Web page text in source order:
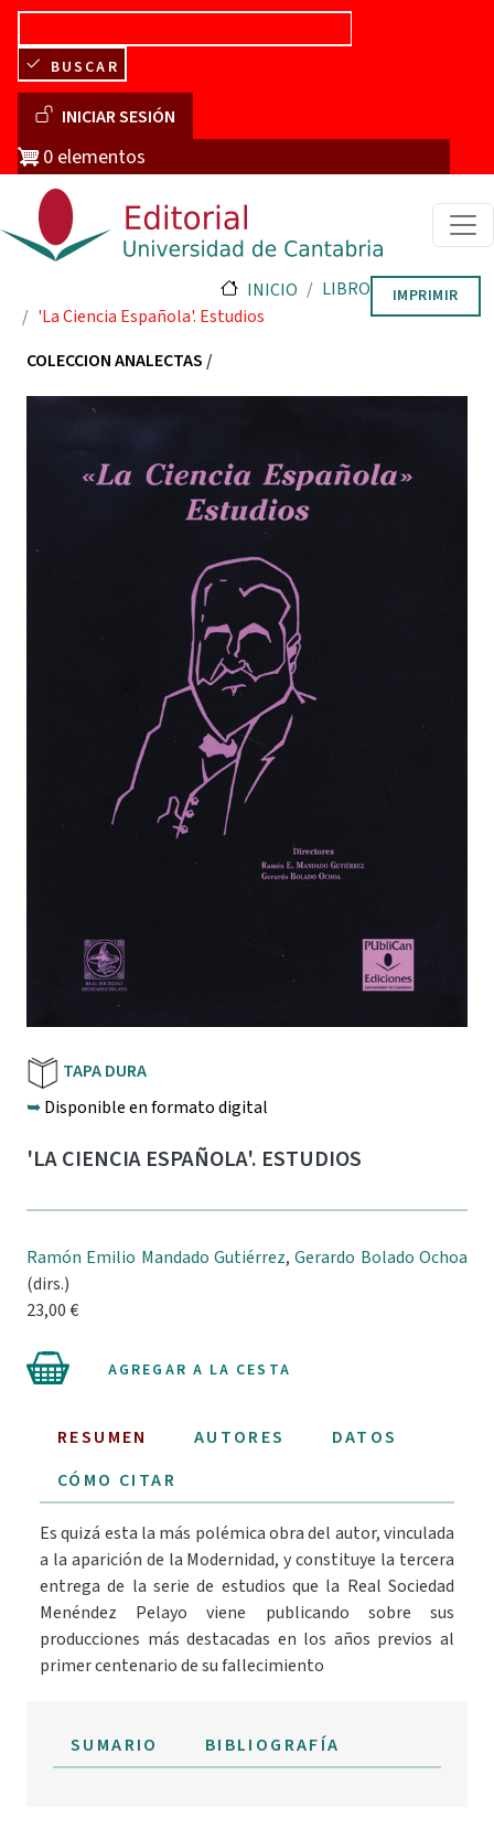
Pasar al contenido principal
BUSCAR
Menú de cuenta de usuario
INICIAR SESIÓN
0 elementos
INICIO
LIBRO
'La Ciencia Española'. Estudios
IMPRIMIR
COLECCION ANALECTAS/
TAPA DURA
➥Disponible en formato digital
'LA CIENCIA ESPAÑOLA'. ESTUDIOS
Ramón Emilio Mandado Gutiérrez,Gerardo Bolado Ochoa
(dirs.)
23,00 €
AGREGAR A LA CESTA
RESUMEN AUTORES
DATOS
CÓMO CITAR
Es quizá esta la más polémica obra del autor, vinculada
a la aparición de la Modernidad, y constituye la tercera
entrega de la serie de estudios que la Real Sociedad
Menéndez Pelayo viene publicando sobre sus
producciones más destacadas en los años previos al
primer centenario de su fallecimiento
SUMARIO BIBLIOGRAFÍA